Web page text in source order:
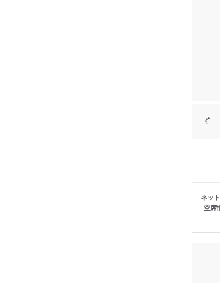
ネッ
空席